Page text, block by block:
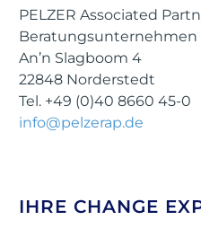
PELZER Associated
Beratungsunternehmen
An’n Slagboom 4
22848 Norderstedt
Tel. +49 (0)40 8660 45-0
info@pelzerap.de
IHRE CHANGE